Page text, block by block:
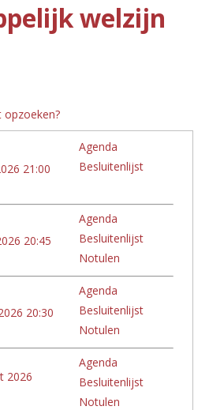
welzijn
opzoeken?
21:00
Agenda
Besluitenlijst
20:45
Agenda
Besluitenlijst
Notulen
20:30
Agenda
Besluitenlijst
Notulen
2026
Agenda
Besluitenlijst
Notulen